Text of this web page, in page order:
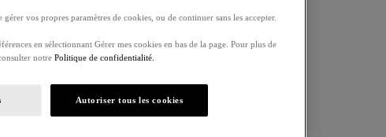
vos propres paramètres de cookies, ou de continuer sans les accepter.
en sélectionnant Gérer mes cookies en bas de la page. Pour plus de
notre Politique de confidentialité.
Autoriser tous les cookies